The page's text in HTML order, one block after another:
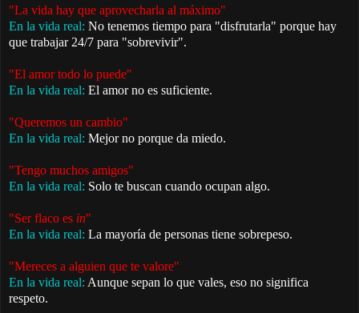
"La vida hay que aprovecharla al máximo"
En la vida real: No tenemos tiempo para "disfrutarla" porque hay
que trabajar 24/7 para "sobrevivir".
"El amor todo lo puede"
En la vida real: El amor no es suficiente.
"Queremos un cambio"
En la vida real: Mejor no porque da miedo.
"Tengo muchos amigos"
En la vida real: Solo te buscan cuando ocupan algo.
"Ser flaco es in"
En la vida real: La mayoría de personas tiene sobrepeso.
"Mereces a alguien que te valore"
En la vida real: Aunque sepan lo que vales, eso no significa
respeto.